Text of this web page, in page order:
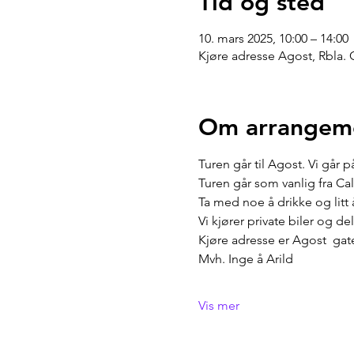
10. mars 2025, 10:00 – 14:00
Kjøre adresse Agost, Rbla.
Om
Turen går til Agost. Vi går
Turen går som vanlig fra
Ta med noe å drikke og
Vi kjører private biler og
Kjøre adresse er Agost
Mvh. Inge å Arild
Vis mer